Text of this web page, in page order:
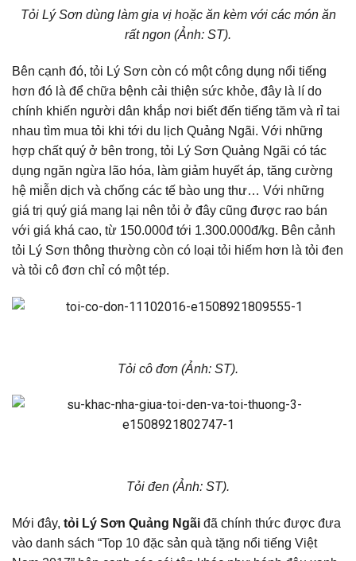
Tỏi Lý Sơn dùng làm gia vị hoặc ăn kèm với các món ăn
rất ngon (Ảnh: ST).
Bên cạnh đó, tỏi Lý Sơn còn có một công dụng nổi tiếng
hơn đó là để chữa bệnh cải thiện sức khỏe, đây là lí do
chính khiến người dân khắp nơi biết đến tiếng tăm và rỉ tai
nhau tìm mua tỏi khi tới du lịch Quảng Ngãi. Với những
hợp chất quý ở bên trong, tỏi Lý Sơn Quảng Ngãi có tác
dụng ngăn ngừa lão hóa, làm giảm huyết áp, tăng cường
hệ miễn dịch và chống các tế bào ung thư… Với những
giá trị quý giá mang lại nên tỏi ở đây cũng được rao bán
với giá khá cao, từ 150.000đ tới 1.300.000đ/kg. Bên cảnh
tỏi Lý Sơn thông thường còn có loại tỏi hiếm hơn là tỏi đen
và tỏi cô đơn chỉ có một tép.
Tỏi cô đơn (Ảnh: ST).
Tỏi đen (Ảnh: ST).
Mới đây, tỏi Lý Sơn Quảng Ngãi đã chính thức được đưa
vào danh sách “Top 10 đặc sản quà tặng nổi tiếng Việt